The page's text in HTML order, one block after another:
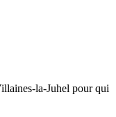
la-Juhel pour qui